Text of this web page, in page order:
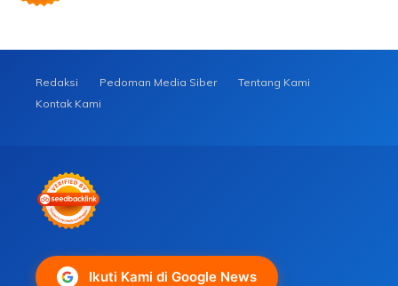
Redaksi Pedoman Media Siber
Tentang Kami
Kontak Kami
Ikuti Kami di Google News